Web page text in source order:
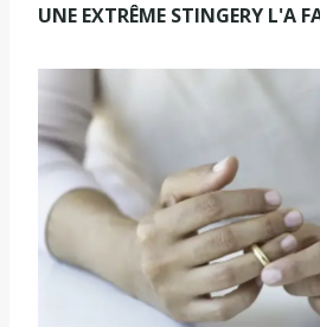
UNE EXTRÊME STINGERY L'A